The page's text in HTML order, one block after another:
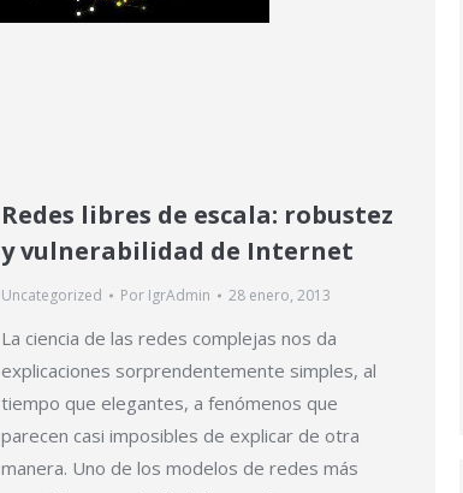
Redes libres de escala: robustez
y vulnerabilidad de Internet
Uncategorized Por IgrAdmin 28 enero, 2013
La ciencia de las redes complejas nos da
explicaciones sorprendentemente simples, al
tiempo que elegantes, a fenómenos que
parecen casi imposibles de explicar de otra
manera. Uno de los modelos de redes más